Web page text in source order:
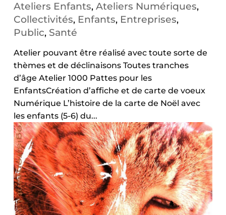
Ateliers Enfants, Ateliers Numériques,
Collectivités, Enfants, Entreprises,
Public, Santé
Atelier pouvant être réalisé avec toute sorte de
thèmes et de déclinaisons Toutes tranches
d’âge Atelier 1000 Pattes pour les
EnfantsCréation d’affiche et de carte de voeux
Numérique L’histoire de la carte de Noël avec
les enfants (5-6) du...